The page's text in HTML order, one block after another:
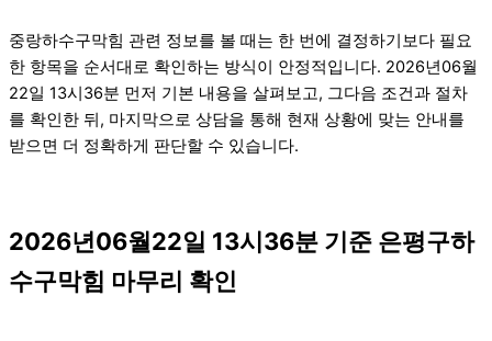
중랑하수구막힘 관련 정보를 볼 때는 한 번에 결정하기보다 필요
한 항목을 순서대로 확인하는 방식이 안정적입니다. 2026년06월
22일 13시36분 먼저 기본 내용을 살펴보고, 그다음 조건과 절차
를 확인한 뒤, 마지막으로 상담을 통해 현재 상황에 맞는 안내를
받으면 더 정확하게 판단할 수 있습니다.
2026년06월22일 13시36분 기준 은평구하
수구막힘 마무리 확인